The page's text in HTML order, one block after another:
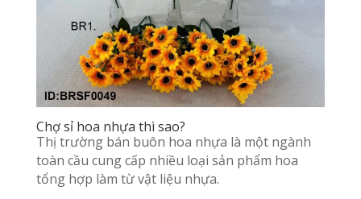
Chợ sỉ hoa nhựa thì sao?
Thị trường bán buôn hoa nhựa là một ngành
toàn cầu cung cấp nhiều loại sản phẩm hoa
tổng hợp làm từ vật liệu nhựa.